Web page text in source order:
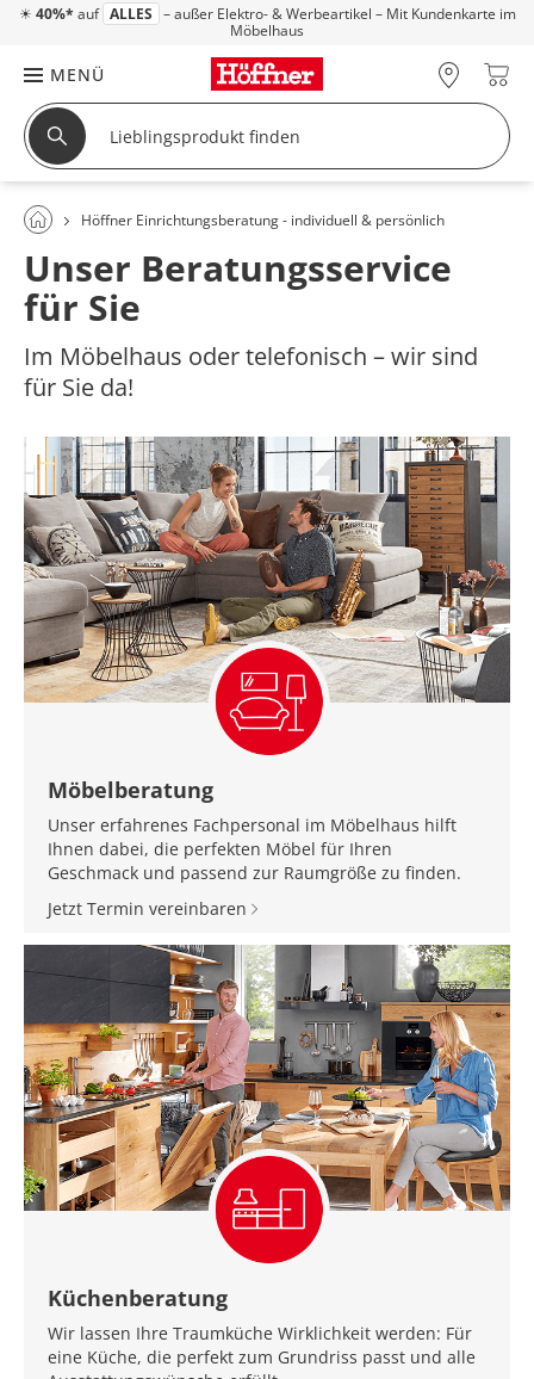
☀ 40%* auf ALLES – außer Elektro- & Werbeartikel – Mit Kundenkarte im
Möbelhaus
MENÜ
Höffner Einrichtungsberatung - individuell & persönlich
Unser Beratungsservice
für Sie
Im Möbelhaus oder telefonisch – wir sind
für Sie da!
Möbelberatung
Unser erfahrenes Fachpersonal im Möbelhaus hilft
Ihnen dabei, die perfekten Möbel für Ihren
Geschmack und passend zur Raumgröße zu finden.
Jetzt Termin vereinbaren
Küchenberatung
Wir lassen Ihre Traumküche Wirklichkeit werden: Für
eine Küche, die perfekt zum Grundriss passt und alle